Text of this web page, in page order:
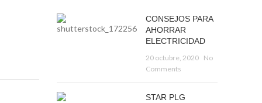
CONSEJOS PARA
AHORRAR
ELECTRICIDAD
20 octubre, 2020 No
Comments
STAR PLG